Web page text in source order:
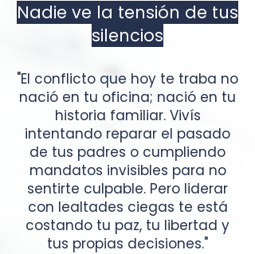
Nadie ve la tensión de tus
silencios
​"El conflicto que hoy te traba no
nació en tu oficina; nació en tu
historia familiar. Vivís
intentando reparar el pasado
de tus padres o cumpliendo
mandatos invisibles para no
sentirte culpable. Pero liderar
con lealtades ciegas te está
costando tu paz, tu libertad y
tus propias decisiones."